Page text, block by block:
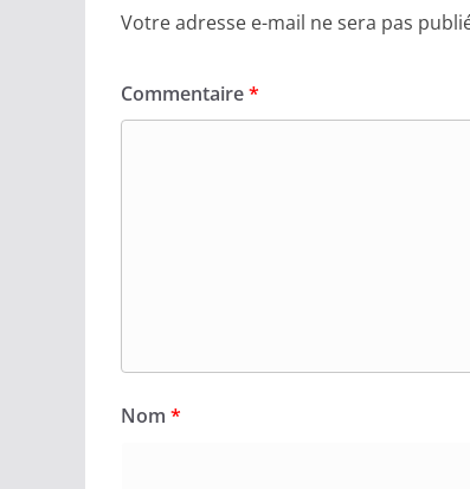
Votre adresse e-mail ne sera pas
Commentaire*
Nom *